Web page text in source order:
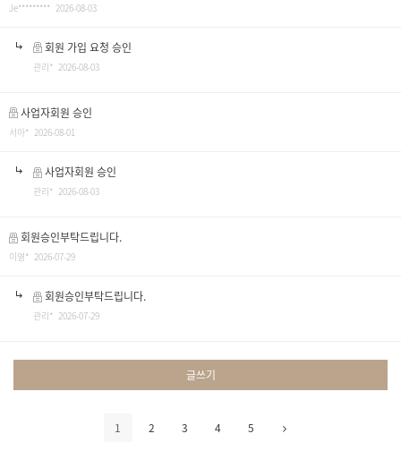
Je********* 2026-08-03
회원 가입 요청 승인
관리* 2026-08-03
사업자회원 승인
서아* 2026-08-01
사업자회원 승인
관리* 2026-08-03
회원승인부탁드립니다.
이영* 2026-07-29
회원승인부탁드립니다.
관리* 2026-07-29
글쓰기
1 2 3 4 5